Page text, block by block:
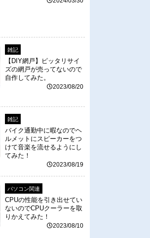
雑記
【DIY網戸】ピッタリサイ
ズの網戸が売ってないので
自作してみた。
2023/08/20
雑記
バイク通勤中に暇なのでヘ
ルメットにスピーカーをつ
けて音楽を流せるようにし
てみた！
2023/08/19
パソコン関連
CPUの性能を引き出せてい
ないのでCPUクーラーを取
りかえてみた！
2023/08/10